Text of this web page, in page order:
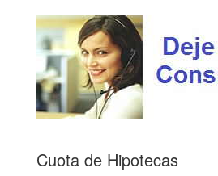
Cuota de Hipotecas